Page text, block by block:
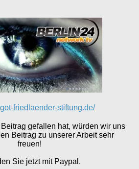
friedlaender-stiftung.de/
gefallen hat, würden wir uns
Beitrag zu unserer Arbeit sehr
freuen!
Sie jetzt mit Paypal.